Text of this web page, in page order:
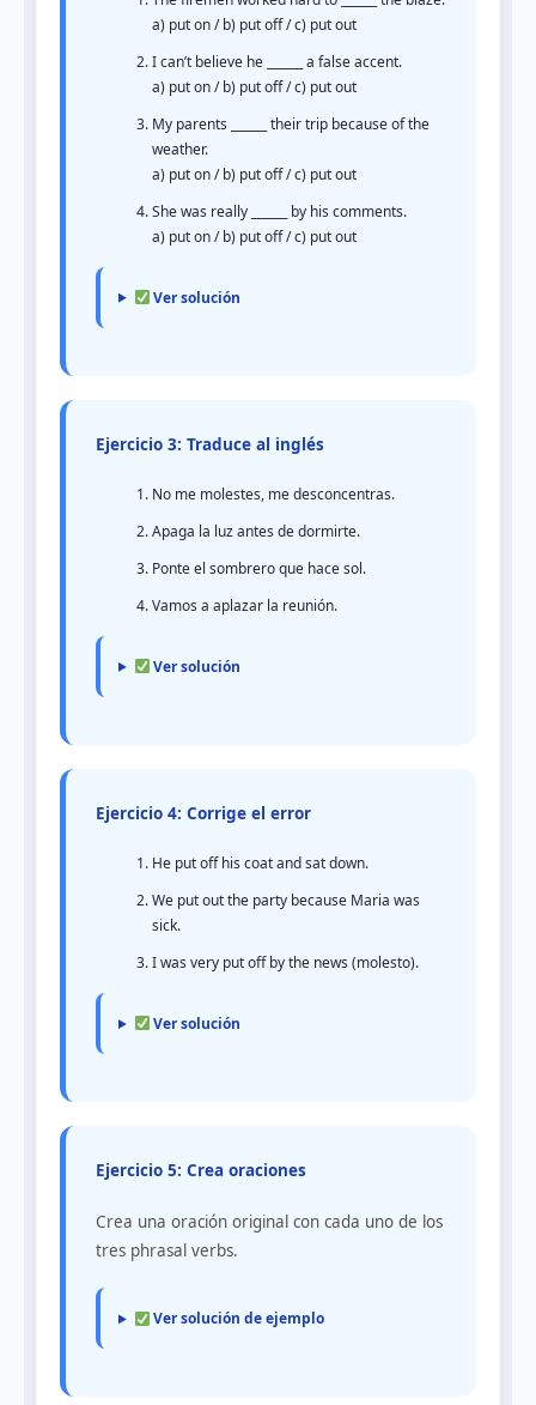
a) put on / b) put off / c) put out
I can’t believe he ______ a false accent.
a) put on / b) put off / c) put out
My parents ______ their trip because of the
weather.
a) put on / b) put off / c) put out
She was really ______ by his comments.
a) put on / b) put off / c) put out
Ver solución
Ejercicio 3: Traduce al inglés
No me molestes, me desconcentras.
Apaga la luz antes de dormirte.
Ponte el sombrero que hace sol.
Vamos a aplazar la reunión.
Ver solución
Ejercicio 4: Corrige el error
He put off his coat and sat down.
We put out the party because Maria was
sick.
I was very put off by the news (molesto).
Ver solución
Ejercicio 5: Crea oraciones
Crea una oración original con cada uno de los
tres phrasal verbs.
Ver solución de ejemplo